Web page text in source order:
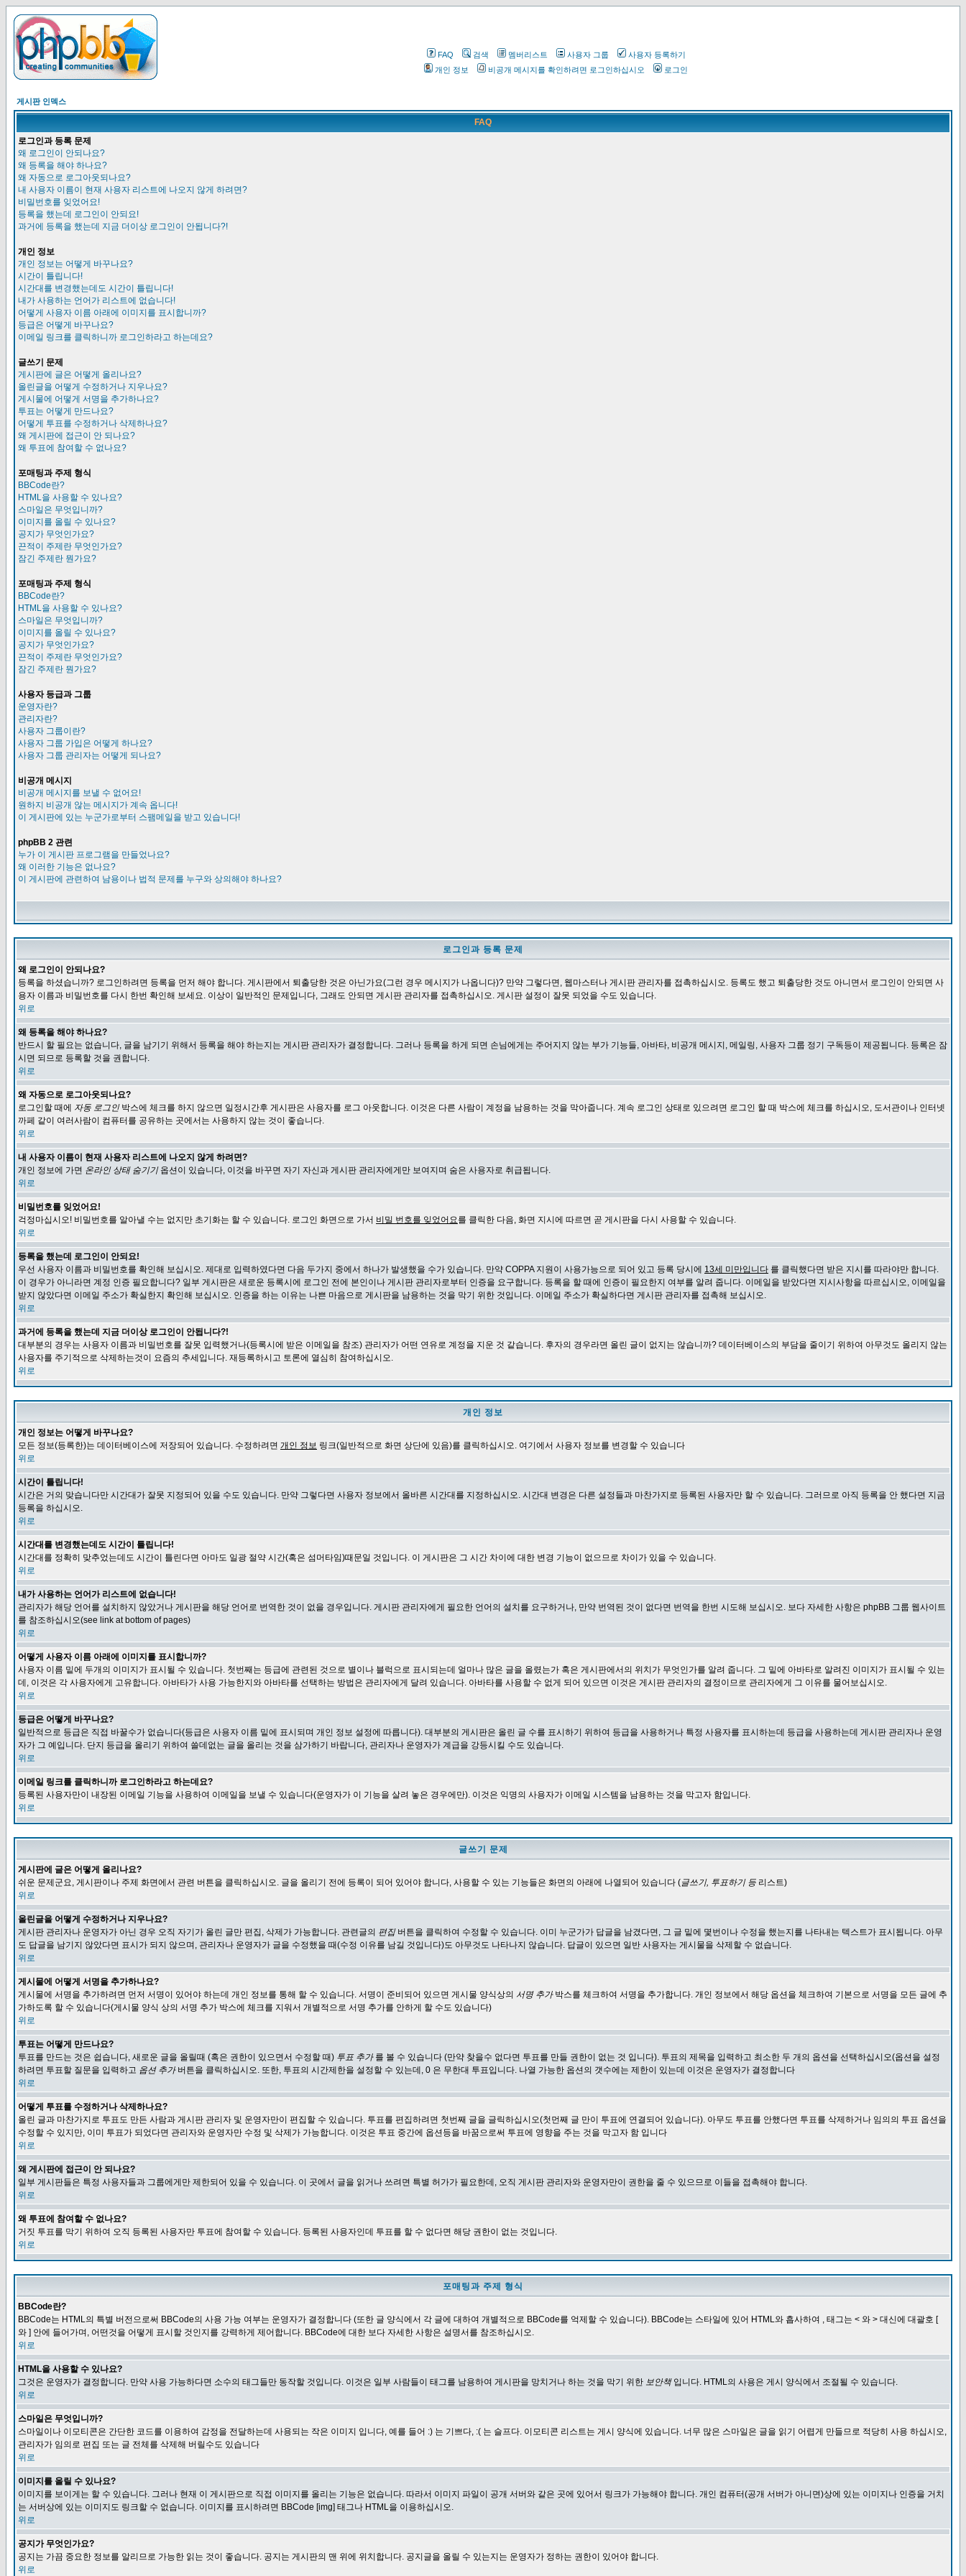
FAQ 검색 멤버리스트 사용자 그룹
사용자 등록하기
개인 정보
비공개 메시지를 확인하려면 로그인하십시오 로그인
게시판 인덱스
FAQ
로그인과 등록 문제
왜 로그인이 안되나요?
왜 등록을 해야 하나요?
왜 자동으로 로그아웃되나요?
내 사용자 이름이 현재 사용자 리스트에 나오지 않게 하려면?
비밀번호를 잊었어요!
등록을 했는데 로그인이 안되요!
과거에 등록을 했는데 지금 더이상 로그인이 안됩니다?!
개인 정보
개인 정보는 어떻게 바꾸나요?
시간이 틀립니다!
시간대를 변경했는데도 시간이 틀립니다!
내가 사용하는 언어가 리스트에 없습니다!
어떻게 사용자 이름 아래에 이미지를 표시합니까?
등급은 어떻게 바꾸나요?
이메일 링크를 클릭하니까 로그인하라고 하는데요?
글쓰기 문제
게시판에 글은 어떻게 올리나요?
올린글을 어떻게 수정하거나 지우나요?
게시물에 어떻게 서명을 추가하나요?
투표는 어떻게 만드나요?
어떻게 투표를 수정하거나 삭제하나요?
왜 게시판에 접근이 안 되나요?
왜 투표에 참여할 수 없나요?
포매팅과 주제 형식
BBCode란?
HTML을 사용할 수 있나요?
스마일은 무엇입니까?
이미지를 올릴 수 있나요?
공지가 무엇인가요?
끈적이 주제란 무엇인가요?
잠긴 주제란 뭔가요?
포매팅과 주제 형식
BBCode란?
HTML을 사용할 수 있나요?
스마일은 무엇입니까?
이미지를 올릴 수 있나요?
공지가 무엇인가요?
끈적이 주제란 무엇인가요?
잠긴 주제란 뭔가요?
사용자 등급과 그룹
운영자란?
관리자란?
사용자 그룹이란?
사용자 그룹 가입은 어떻게 하나요?
사용자 그룹 관리자는 어떻게 되나요?
비공개 메시지
비공개 메시지를 보낼 수 없어요!
원하지 비공개 않는 메시지가 계속 옵니다!
이 게시판에 있는 누군가로부터 스팸메일을 받고 있습니다!
phpBB 2 관련
누가 이 게시판 프로그램을 만들었나요?
왜 이러한 기능은 없나요?
이 게시판에 관련하여 남용이나 법적 문제를 누구와 상의해야 하나요?
로그인과 등록 문제
왜 로그인이 안되나요?
등록을 하셨습니까? 로그인하려면 등록을 먼저 해야 합니다. 게시판에서 퇴출당한 것은 아닌가요(그런 경우 메시지가 나옵니다)? 만약 그렇다면, 웹마스터나 게시판 관리자를 접촉하십시오. 등록도 했고 퇴출당한 것도 아니면서 로그인이 안되면 사
용자 이름과 비밀번호를 다시 한번 확인해 보세요. 이상이 일반적인 문제입니다, 그래도 안되면 게시판 관리자를 접촉하십시오. 게시판 설정이 잘못 되었을 수도 있습니다.
위로
왜 등록을 해야 하나요?
반드시 할 필요는 없습니다, 글을 남기기 위해서 등록을 해야 하는지는 게시판 관리자가 결정합니다. 그러나 등록을 하게 되면 손님에게는 주어지지 않는 부가 기능들, 아바타, 비공개 메시지, 메일링, 사용자 그룹 정기 구독등이 제공됩니다. 등록은 잠
시면 되므로 등록할 것을 권합니다.
위로
왜 자동으로 로그아웃되나요?
로그인할 때에 자동 로그인박스에 체크를 하지 않으면 일정시간후 게시판은 사용자를 로그 아웃합니다. 이것은 다른 사람이 계정을 남용하는 것을 막아줍니다. 계속 로그인 상태로 있으려면 로그인 할 때 박스에 체크를 하십시오, 도서관이나 인터넷
까페 같이 여러사람이 컴퓨터를 공유하는 곳에서는 사용하지 않는 것이 좋습니다.
위로
내 사용자 이름이 현재 사용자 리스트에 나오지 않게 하려면?
개인 정보에 가면 온라인 상태 숨기기옵션이 있습니다, 이것을 바꾸면 자기 자신과 게시판 관리자에게만 보여지며 숨은 사용자로 취급됩니다.
위로
비밀번호를 잊었어요!
걱정마십시오! 비밀번호를 알아낼 수는 없지만 초기화는 할 수 있습니다. 로그인 화면으로 가서 비밀 번호를 잊었어요를 클릭한 다음, 화면 지시에 따르면 곧 게시판을 다시 사용할 수 있습니다.
위로
등록을 했는데 로그인이 안되요!
우선 사용자 이름과 비밀번호를 확인해 보십시오. 제대로 입력하였다면 다음 두가지 중에서 하나가 발생했을 수가 있습니다. 만약 COPPA 지원이 사용가능으로 되어 있고 등록 당시에 13세 미만입니다 를 클릭했다면 받은 지시를 따라야만 합니다.
이 경우가 아니라면 계정 인증 필요합니다? 일부 게시판은 새로운 등록시에 로그인 전에 본인이나 게시판 관리자로부터 인증을 요구합니다. 등록을 할 때에 인증이 필요한지 여부를 알려 줍니다. 이메일을 받았다면 지시사항을 따르십시오, 이메일을
받지 않았다면 이메일 주소가 확실한지 확인해 보십시오. 인증을 하는 이유는 나쁜 마음으로 게시판을 남용하는 것을 막기 위한 것입니다. 이메일 주소가 확실하다면 게시판 관리자를 접촉해 보십시오.
위로
과거에 등록을 했는데 지금 더이상 로그인이 안됩니다?!
대부분의 경우는 사용자 이름과 비밀번호를 잘못 입력했거나(등록시에 받은 이메일을 참조) 관리자가 어떤 연유로 계정을 지운 것 같습니다. 후자의 경우라면 올린 글이 없지는 않습니까? 데이터베이스의 부담을 줄이기 위하여 아무것도 올리지 않는
사용자를 주기적으로 삭제하는것이 요즘의 추세입니다. 재등록하시고 토론에 열심히 참여하십시오.
위로
개인 정보
개인 정보는 어떻게 바꾸나요?
모든 정보(등록한)는 데이터베이스에 저장되어 있습니다. 수정하려면 개인 정보 링크(일반적으로 화면 상단에 있음)를 클릭하십시오. 여기에서 사용자 정보를 변경할 수 있습니다
위로
시간이 틀립니다!
시간은 거의 맞습니다만 시간대가 잘못 지정되어 있을 수도 있습니다. 만약 그렇다면 사용자 정보에서 올바른 시간대를 지정하십시오. 시간대 변경은 다른 설정들과 마찬가지로 등록된 사용자만 할 수 있습니다. 그러므로 아직 등록을 안 했다면 지금
등록을 하십시오.
위로
시간대를 변경했는데도 시간이 틀립니다!
시간대를 정확히 맞추었는데도 시간이 틀린다면 아마도 일광 절약 시간(혹은 섬머타임)때문일 것입니다. 이 게시판은 그 시간 차이에 대한 변경 기능이 없으므로 차이가 있을 수 있습니다.
위로
내가 사용하는 언어가 리스트에 없습니다!
관리자가 해당 언어를 설치하지 않았거나 게시판을 해당 언어로 번역한 것이 없을 경우입니다. 게시판 관리자에게 필요한 언어의 설치를 요구하거나, 만약 번역된 것이 없다면 번역을 한번 시도해 보십시오. 보다 자세한 사항은 phpBB 그룹 웹사이트
를 참조하십시오(see link at bottom of pages)
위로
어떻게 사용자 이름 아래에 이미지를 표시합니까?
사용자 이름 밑에 두개의 이미지가 표시될 수 있습니다. 첫번째는 등급에 관련된 것으로 별이나 블럭으로 표시되는데 얼마나 많은 글을 올렸는가 혹은 게시판에서의 위치가 무엇인가를 알려 줍니다. 그 밑에 아바타로 알려진 이미지가 표시될 수 있는
데, 이것은 각 사용자에게 고유합니다. 아바타가 사용 가능한지와 아바타를 선택하는 방법은 관리자에게 달려 있습니다. 아바타를 사용할 수 없게 되어 있으면 이것은 게시판 관리자의 결정이므로 관리자에게 그 이유를 물어보십시오.
위로
등급은 어떻게 바꾸나요?
일반적으로 등급은 직접 바꿀수가 없습니다(등급은 사용자 이름 밑에 표시되며 개인 정보 설정에 따릅니다). 대부분의 게시판은 올린 글 수를 표시하기 위하여 등급을 사용하거나 특정 사용자를 표시하는데 등급을 사용하는데 게시판 관리자나 운영
자가 그 예입니다. 단지 등급을 올리기 위하여 쓸데없는 글을 올리는 것을 삼가하기 바랍니다, 관리자나 운영자가 계급을 강등시킬 수도 있습니다.
위로
이메일 링크를 클릭하니까 로그인하라고 하는데요?
등록된 사용자만이 내장된 이메일 기능을 사용하여 이메일을 보낼 수 있습니다(운영자가 이 기능을 살려 놓은 경우에만). 이것은 익명의 사용자가 이메일 시스템을 남용하는 것을 막고자 함입니다.
위로
글쓰기 문제
게시판에 글은 어떻게 올리나요?
쉬운 문제군요, 게시판이나 주제 화면에서 관련 버튼을 클릭하십시오. 글을 올리기 전에 등록이 되어 있어야 합니다, 사용할 수 있는 기능들은 화면의 아래에 나열되어 있습니다 (글쓰기, 투표하기 등 리스트)
위로
올린글을 어떻게 수정하거나 지우나요?
게시판 관리자나 운영자가 아닌 경우 오직 자기가 올린 글만 편집, 삭제가 가능합니다. 관련글의 편집버튼을 클릭하여 수정할 수 있습니다. 이미 누군가가 답글을 남겼다면, 그 글 밑에 몇번이나 수정을 했는지를 나타내는 텍스트가 표시됩니다. 아무
도 답글을 남기지 않았다면 표시가 되지 않으며, 관리자나 운영자가 글을 수정했을 때(수정 이유를 남길 것입니다)도 아무것도 나타나지 않습니다. 답글이 있으면 일반 사용자는 게시물을 삭제할 수 없습니다.
위로
게시물에 어떻게 서명을 추가하나요?
게시물에 서명을 추가하려면 먼저 서명이 있어야 하는데 개인 정보를 통해 할 수 있습니다. 서명이 준비되어 있으면 게시물 양식상의 서명 추가박스를 체크하여 서명을 추가합니다. 개인 정보에서 해당 옵션을 체크하여 기본으로 서명을 모든 글에 추
가하도록 할 수 있습니다(게시물 양식 상의 서명 추가 박스에 체크를 지워서 개별적으로 서명 추가를 안하게 할 수도 있습니다)
위로
투표는 어떻게 만드나요?
투표를 만드는 것은 쉽습니다, 새로운 글을 올릴때 (혹은 권한이 있으면서 수정할 때) 투표 추가를 볼 수 있습니다 (만약 찾을수 없다면 투표를 만들 권한이 없는 것 입니다). 투표의 제목을 입력하고 최소한 두 개의 옵션을 선택하십시오(옵션을 설정
하려면 투표할 질문을 입력하고 옵션 추가버튼을 클릭하십시오. 또한, 투표의 시간제한을 설정할 수 있는데, 0 은 무한대 투표입니다. 나열 가능한 옵션의 갯수에는 제한이 있는데 이것은 운영자가 결정합니다
위로
어떻게 투표를 수정하거나 삭제하나요?
올린 글과 마찬가지로 투표도 만든 사람과 게시판 관리자 및 운영자만이 편집할 수 있습니다. 투표를 편집하려면 첫번째 글을 글릭하십시오(첫먼째 글 만이 투표에 연결되어 있습니다). 아무도 투표를 안했다면 투표를 삭제하거나 임의의 투표 옵션을
수정할 수 있지만, 이미 투표가 되었다면 관리자와 운영자만 수정 및 삭제가 가능합니다. 이것은 투표 중간에 옵션등을 바꿈으로써 투표에 영향을 주는 것을 막고자 함 입니다
위로
왜 게시판에 접근이 안 되나요?
일부 게시판들은 특정 사용자들과 그룹에게만 제한되어 있을 수 있습니다. 이 곳에서 글을 읽거나 쓰려면 특별 허가가 필요한데, 오직 게시판 관리자와 운영자만이 권한을 줄 수 있으므로 이들을 접촉해야 합니다.
위로
왜 투표에 참여할 수 없나요?
거짓 투표를 막기 위하여 오직 등록된 사용자만 투표에 참여할 수 있습니다. 등록된 사용자인데 투표를 할 수 없다면 해당 권한이 없는 것입니다.
위로
포매팅과 주제 형식
BBCode란?
BBCode는 HTML의 특별 버전으로써 BBCode의 사용 가능 여부는 운영자가 결정합니다 (또한 글 양식에서 각 글에 대하여 개별적으로 BBCode를 억제할 수 있습니다). BBCode는 스타일에 있어 HTML와 흡사하여 , 태그는 < 와 > 대신에 대괄호 [
와 ] 안에 들어가며, 어떤것을 어떻게 표시할 것인지를 강력하게 제어합니다. BBCode에 대한 보다 자세한 사항은 설명서를 참조하십시오.
위로
HTML을 사용할 수 있나요?
그것은 운영자가 결정합니다. 만약 사용 가능하다면 소수의 태그들만 동작할 것입니다. 이것은 일부 사람들이 태그를 남용하여 게시판을 망치거나 하는 것을 막기 위한 보안책입니다. HTML의 사용은 게시 양식에서 조절될 수 있습니다.
위로
스마일은 무엇입니까?
스마일이나 이모티콘은 간단한 코드를 이용하여 감정을 전달하는데 사용되는 작은 이미지 입니다, 예를 들어 :) 는 기쁘다, :( 는 슬프다. 이모티콘 리스트는 게시 양식에 있습니다. 너무 많은 스마일은 글을 읽기 어렵게 만들므로 적당히 사용 하십시오,
관리자가 임의로 편집 또는 글 전체를 삭제해 버릴수도 있습니다
위로
이미지를 올릴 수 있나요?
이미지를 보이게는 할 수 있습니다. 그러나 현재 이 게시판으로 직접 이미지를 올리는 기능은 없습니다. 따라서 이미지 파일이 공개 서버와 같은 곳에 있어서 링크가 가능해야 합니다. 개인 컴퓨터(공개 서버가 아니면)상에 있는 이미지나 인증을 거치
는 서버상에 있는 이미지도 링크할 수 없습니다. 이미지를 표시하려면 BBCode [img] 태그나 HTML을 이용하십시오.
위로
공지가 무엇인가요?
공지는 가끔 중요한 정보를 알리므로 가능한 읽는 것이 좋습니다. 공지는 게시판의 맨 위에 위치합니다. 공지글을 올릴 수 있는지는 운영자가 정하는 권한이 있어야 합니다.
위로